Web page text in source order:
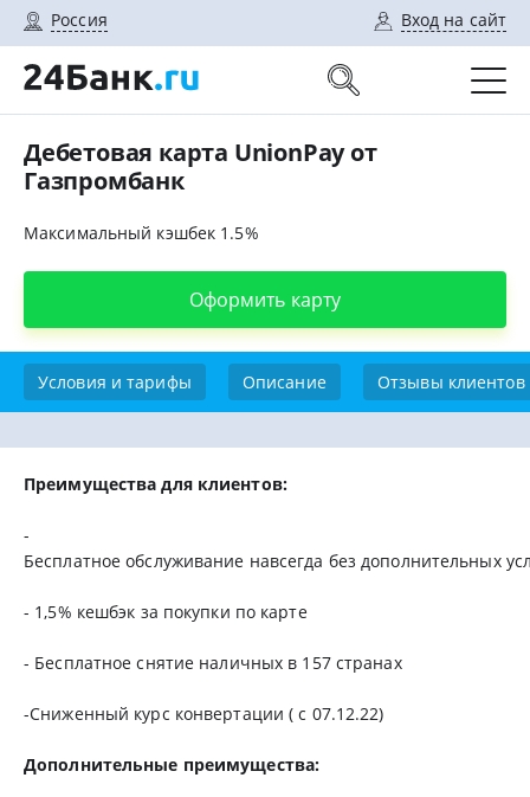
Россия Вход на сайт
Дебетовая карта UnionPay от
Газпромбанк
Максимальный кэшбек 1.5%
Оформить карту
Условия и тарифы Описание Отзывы клиентов
Преимущества для клиентов:
-
Бесплатное обслуживание навсегда без дополнительных
- 1,5% кешбэк за покупки по карте
- Бесплатное снятие наличных в 157 странах
-Сниженный курс конвертации ( с 07.12.22)
Дополнительные преимущества: